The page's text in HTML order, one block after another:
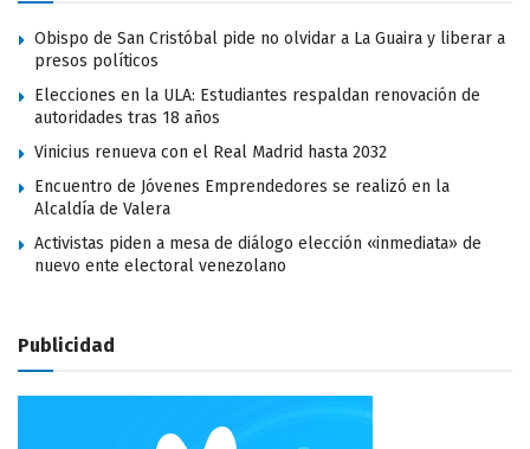
Obispo de San Cristóbal pide no olvidar a La Guaira y liberar a
presos políticos
Elecciones en la ULA: Estudiantes respaldan renovación de
autoridades tras 18 años
Vinicius renueva con el Real Madrid hasta 2032
Encuentro de Jóvenes Emprendedores se realizó en la
Alcaldía de Valera
Activistas piden a mesa de diálogo elección «inmediata» de
nuevo ente electoral venezolano
Publicidad